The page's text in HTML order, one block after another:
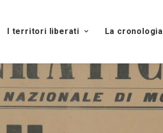
I territori liberati La cronologia